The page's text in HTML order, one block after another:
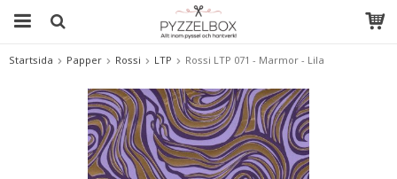
Startsida Papper Rossi LTP Rossi LTP 071 - Marmor - Lila